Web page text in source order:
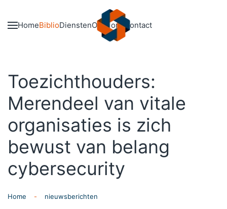
Skip to main content
HomeBiblioDienstenOver onsContact
Toezichthouders:
Merendeel van vitale
organisaties is zich
bewust van belang
cybersecurity
Home nieuwsberichten